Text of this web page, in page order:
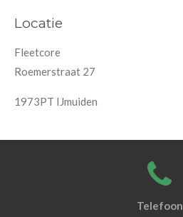
Locatie
Fleetcore
Roemerstraat 27
1973PT IJmuiden
Telefoon